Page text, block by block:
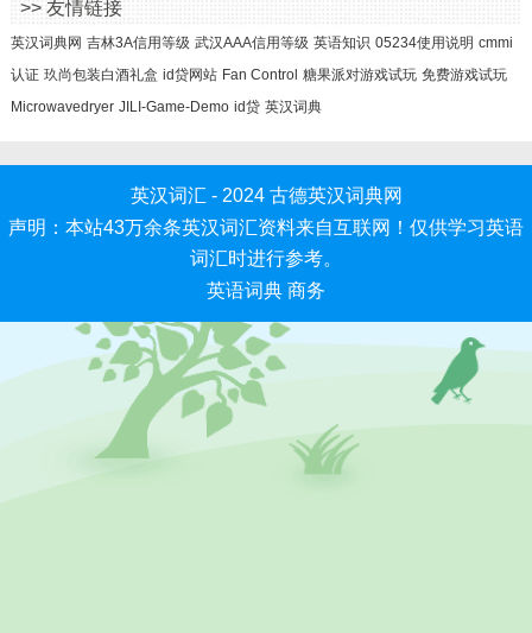
>> 友情链接
英汉词典网 吉林3A信用等级 武汉AAA信用等级 英语知识 05234使用说明 cmmi
认证 玖尚包装白酒礼盒 id贷网站 Fan Control 糖果派对游戏试玩 免费游戏试玩
Microwavedryer JILI-Game-Demo id贷 英汉词典
英汉词汇 - 2024 古德英汉词典网
声明：本站43万余条英汉词汇资料来自互联网！仅供学习英语
词汇时进行参考。
英语词典 商务